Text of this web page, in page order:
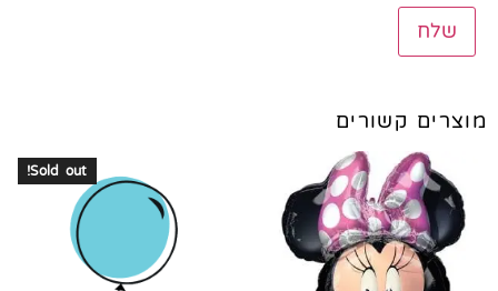
מוצרים קשורים
Sold out!